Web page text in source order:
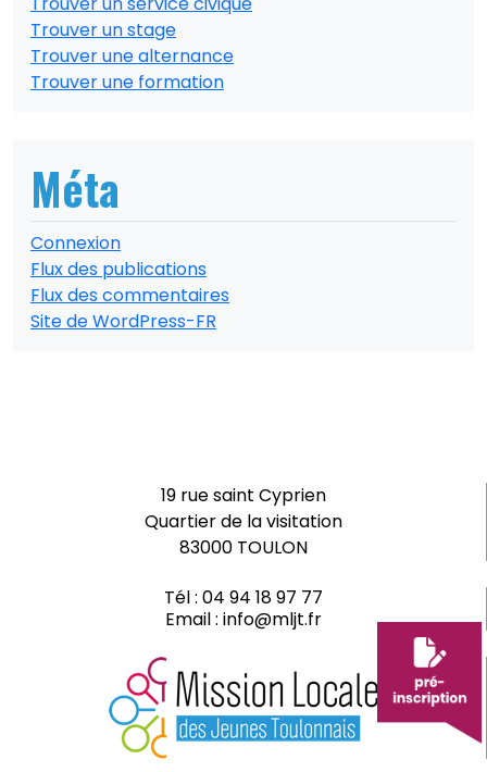
Trouver un stage
Trouver une alternance
Trouver une formation
Méta
Connexion
Flux des publications
Flux des commentaires
Site de WordPress-FR
19 rue saint Cyprien
Quartier de la visitation
83000 TOULON
Tél : 04 94 18 97 77
Email : info@mljt.fr